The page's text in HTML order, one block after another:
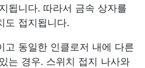
됩니다. 따라서 금속 상자를
도 접지됩니다.
고 동일한 인클로저 내에 다른
는 경우. 스위치 접지 나사와